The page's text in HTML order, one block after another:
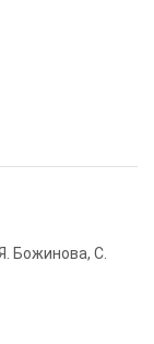
Божинова, С.